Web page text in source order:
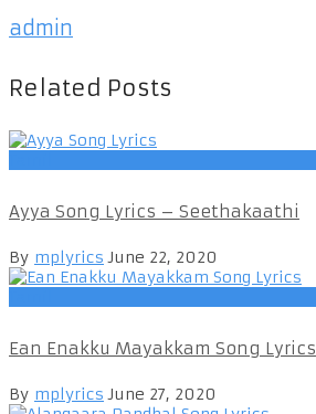
admin
Related Posts
Ayya Song Lyrics – Seethakaathi
By mplyrics June 22, 2020
Ean Enakku Mayakkam Song Lyrics
By mplyrics June 27, 2020